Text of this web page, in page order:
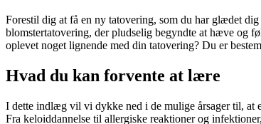
Forestil dig at få en ny tatovering, som du har glædet
blomstertatovering, der pludselig begyndte at hæve og
oplevet noget lignende med din tatovering? Du er
Hvad du kan forvente at lære
I dette indlæg vil vi dykke ned i de mulige årsager til, at
Fra keloiddannelse til allergiske reaktioner og